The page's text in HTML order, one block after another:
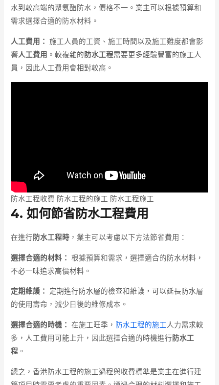
水到較高端的聚氨酯防水，價格不一。業主可以根據預算和
需求選擇合適的防水材料。
人工費用： 施工人員的工資、施工時間以及施工難度都會影
響人工費用 。較複雜的防水工程需要更多經驗豐富的施工人
員，因此人工費用會相對較高。
防水工程收費 防水工程的施工 防水工程施工
4. 如何節省防水工程費用
在進行防水工程時 ，業主可以考慮以下方法節省費用：
選擇合適的材料： 根據預算和需求，選擇適合的防水材料，
不必一味追求高價材料。
定期維護：
定期進行防水層的檢查和維護，可以延長防水層
的使用壽命，減少日後的維修成本。
選擇合適的時機： 在施工旺季， 防水工程的施工人力需求較
多，人工費用可能上升，因此選擇合適的時機進行防水工
程 。
總之，香港防水工程的施工過程與收費標準是業主在進行建